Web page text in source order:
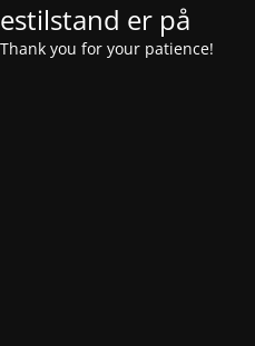
er på
you for your patience!